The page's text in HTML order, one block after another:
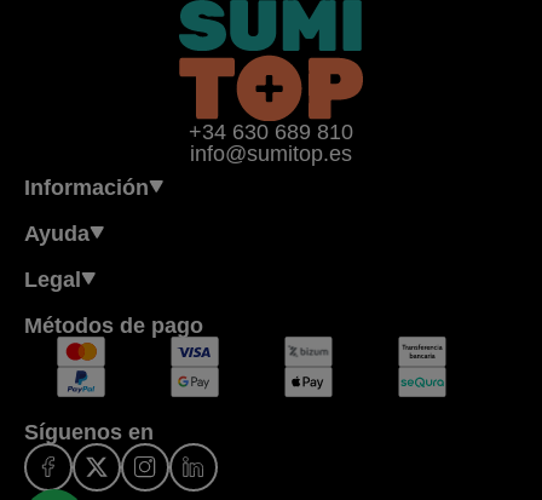
+34 630 689 810
info@sumitop.es
Información
Ayuda
Legal
Métodos de pago
Síguenos en